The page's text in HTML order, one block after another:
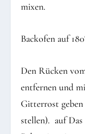
mixen.
Backofen auf
Den Rücken
entfernen und
Gitterrost
stellen). auf